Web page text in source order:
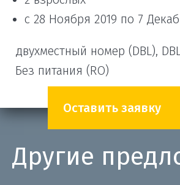
с 28 Ноября 2019 по 7
двухместный номер (DBL),
Без питания (RO)
Оставить заявку
Другие